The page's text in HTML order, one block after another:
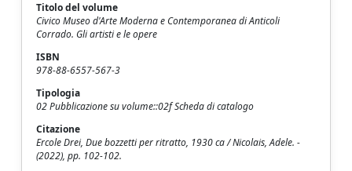
Titolo del volume
Civico Museo d'Arte Moderna e Contemporanea di Anticoli
Corrado. Gli artisti e le opere
ISBN
978-88-6557-567-3
Tipologia
02 Pubblicazione su volume::02f Scheda di catalogo
Citazione
Ercole Drei, Due bozzetti per ritratto, 1930 ca / Nicolais, Adele. -
(2022), pp. 102-102.